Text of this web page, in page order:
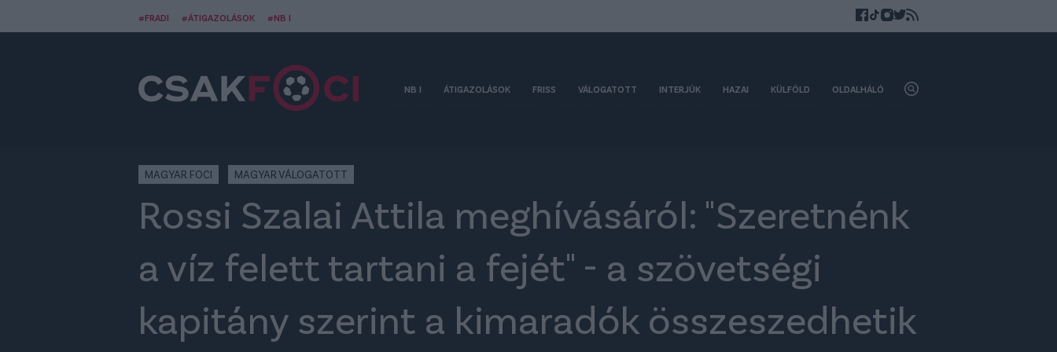
#FRADI #ÁTIGAZOLÁSOK #NB I
NB I ÁTIGAZOLÁSOK FRISS VÁLOGATOTT INTERJÚK HAZAI KÜLFÖLD OLDALHÁLÓ
MAGYAR FOCI MAGYAR VÁLOGATOTT
Rossi Szalai Attila meghívásáról: "Szeretnénk
a víz felett tartani a fejét" - a szövetségi
kapitány szerint a kimaradók összeszedhetik